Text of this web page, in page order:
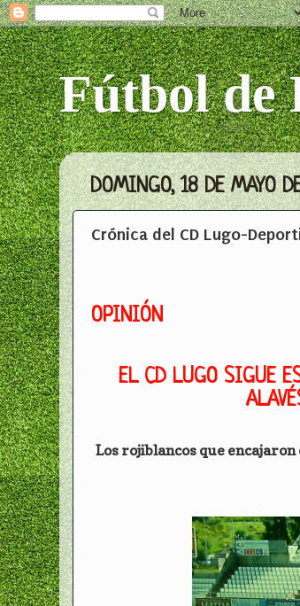
Fútbol de
DOMINGO, 18 DE MAYO
Crónica del CD Lugo-
OPINIÓN
EL CD LUGO SIGUE
Los rojiblancos que